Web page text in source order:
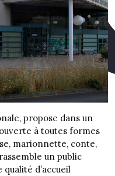
propose dans un
à toutes formes
marionnette, conte,
un public
d’accueil